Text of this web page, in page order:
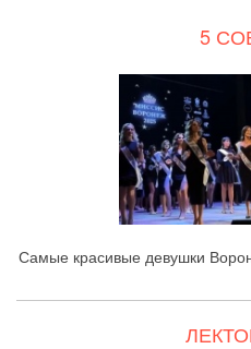
5
Самые красивые девушки